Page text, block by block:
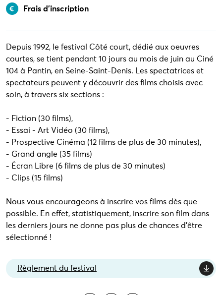
Frais d’inscription
Depuis 1992, le festival Côté court, dédié aux oeuvres
courtes, se tient pendant 10 jours au mois de juin au Ciné
104 à Pantin, en Seine-Saint-Denis. Les spectatrices et
spectateurs peuvent y découvrir des films choisis avec
soin, à travers six sections :
- Fiction (30 films),
- Essai - Art Vidéo (30 films),
- Prospective Cinéma (12 films de plus de 30 minutes),
- Grand angle (35 films)
- Écran Libre (6 films de plus de 30 minutes)
- Clips (15 films)
Nous vous encourageons à inscrire vos films dès que
possible. En effet, statistiquement, inscrire son film dans
les derniers jours ne donne pas plus de chances d'être
sélectionné !
Règlement du festival